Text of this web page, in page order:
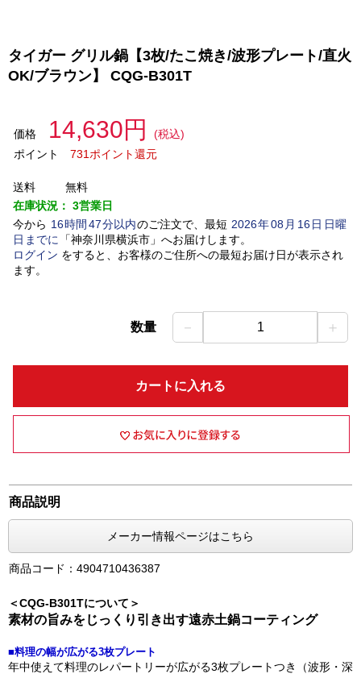
タイガー グリル鍋【3枚/たこ焼き/波形プレート/直火
OK/ブラウン】 CQG-B301T
価格 14,630円
(税込)
ポイント
731ポイント還元
送料
無料
在庫状況： 3営業日
今から 16時間 47分以内のご注文で、最短 2026年08 月 16日日曜
日 までに 「神奈川県横浜市」 へお届けします。
ログイン をすると、お客様のご住所への最短お届け日が表示され
ます。
数量 － 1 ＋
カートに入れる
商品説明
メーカー情報ページはこちら
商品コード：4904710436387
＜CQG-B301Tについて＞
素材の旨みをじっくり引き出す遠赤土鍋コーティング
■料理の幅が広がる3枚プレート
年中使えて料理のレパートリーが広がる3枚プレートつき（波形・深